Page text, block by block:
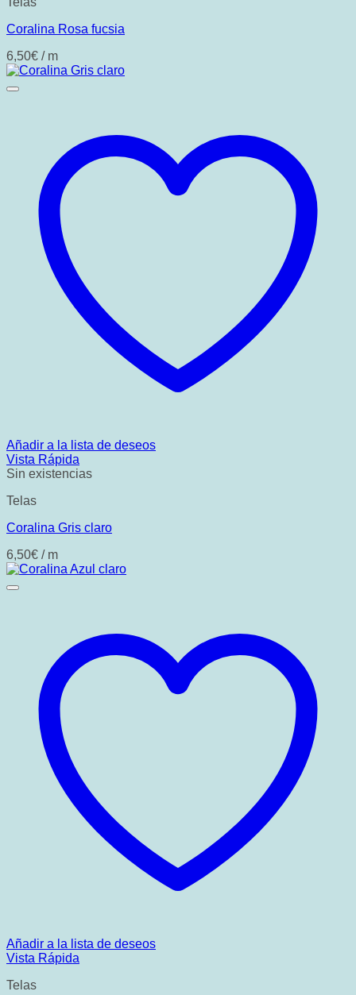
Coralina Rosa fucsia
6,50€ / m
Añadir a la lista de deseos
Vista Rápida
Sin existencias
Telas
Coralina Gris claro
6,50€ / m
Añadir a la lista de deseos
Vista Rápida
Telas